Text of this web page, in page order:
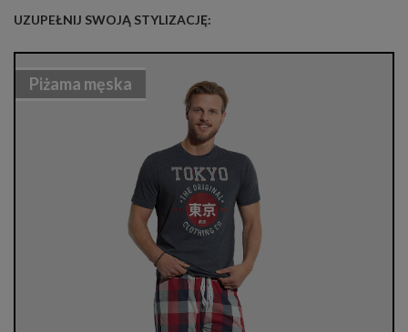
UZUPEŁNIJ SWOJĄ STYLIZACJĘ:
Piżama męska